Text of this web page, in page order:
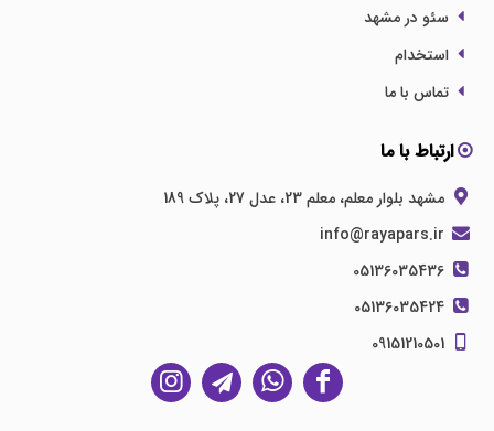
سئو در مشهد
استخدام
تماس با ما
ارتباط با ما
مشهد بلوار معلم، معلم 23، عدل 27، پلاک 189
05136035436
05136035424
09151210501